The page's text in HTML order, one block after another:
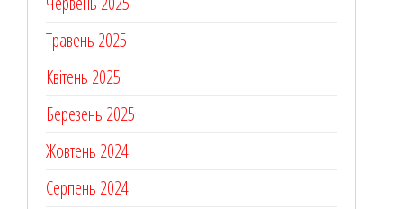
Травень 2025
Квітень 2025
Березень 2025
Жовтень 2024
Серпень 2024